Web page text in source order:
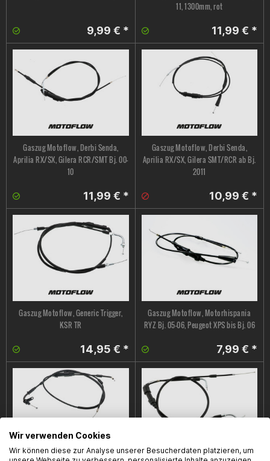
9,99 € *
11, 1300mm, rot
11,99 € *
Gaszug Motoflow, Derbi Senda,
Aprilia RX/SX, Gilera RCR/SMT Bj. 00-
10
11,99 € *
Gaszug Motoflow, Derbi Senda,
Aprilia RX/SX, Gilera SMT/RCR ab Bj.
2011
10,99 € *
Gaszug Motoflow, Generic Trigger,
KSR TR
14,95 € *
Gaszug Motoflow, Motorhispania
RYZ Bj. 05-06, Peugeot XPS bis Bj. 06
7,99 € *
Wir verwenden Cookies
Wir können diese zur Analyse unserer Besucherdaten platzieren, um